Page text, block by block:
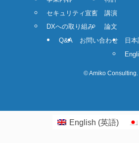
セキュリティ宣言
DXへの取り組み
講演
論文
Q&A お問い合わせ
日
©Amiko Consulting.
English (英語)